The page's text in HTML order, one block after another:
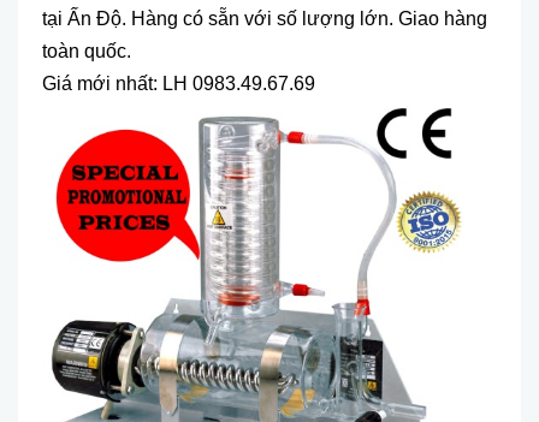
tại Ấn Độ. Hàng có sẵn với số lượng lớn. Giao hàng
toàn quốc.
Giá mới nhất: LH 0983.49.67.69